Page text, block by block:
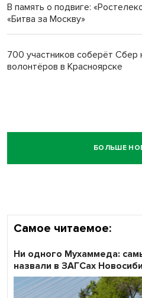
В память о подвиге:
«Битва за Москву»
700 участников соберёт Сбер
волонтёров в Красноярске
БОЛЬШЕ
Самое читаемое:
Ни одного Мухаммеда:
назвали в ЗАГСах